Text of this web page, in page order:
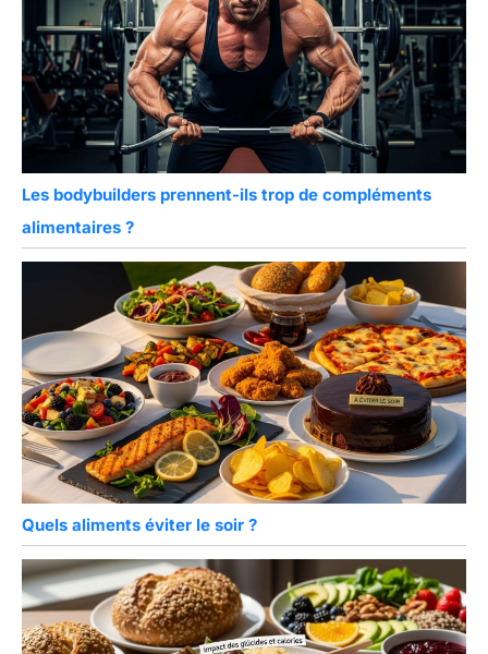
Les bodybuilders prennent-ils trop de compléments
alimentaires ?
Quels aliments éviter le soir ?